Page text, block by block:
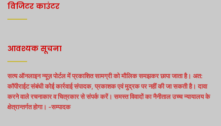
विजिटर काउंटर
आवश्यक सूचना
सत्य ऑनलाइन न्यूज़ पोर्टल में प्रकाशित सामग्री को मौलिक समझकर छापा जाता है। अत:
कॉपीराईट संबंधी कोई कार्रवाई संपादक, प्रकाशक एवं मुद्रक पर नहीं की जा सकती है। दावा
करने वाले रचनाकार व चित्रकार से संपर्क करें। समस्त विवादों का नैनीताल उच्च न्यायालय के
क्षेत्रान्तर्गत होगा। -सम्पादक